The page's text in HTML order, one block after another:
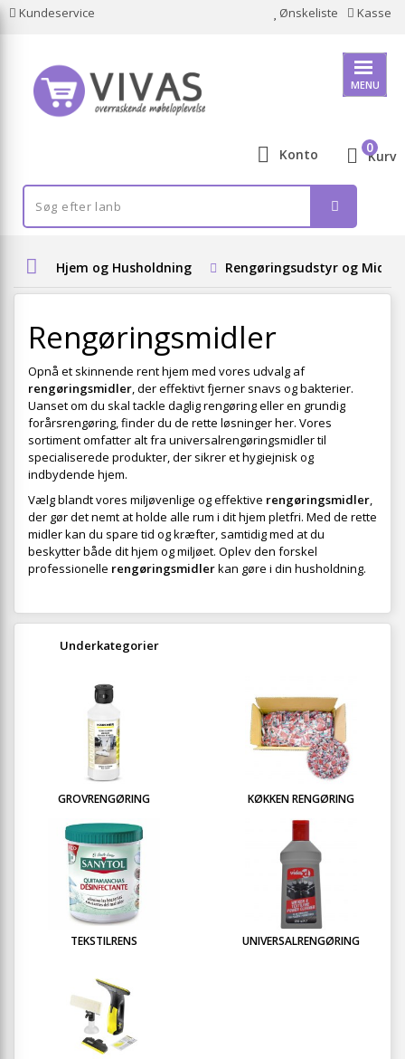
Kundeservice Ønskeliste Kasse
MENU
Konto Kurv
0
Hjem og Husholdning Rengøringsudstyr og Midler
Rengøringsmidler
Opnå et skinnende rent hjem med vores udvalg af
rengøringsmidler, der effektivt fjerner snavs og bakterier.
Uanset om du skal tackle daglig rengøring eller en grundig
forårsrengøring, finder du de rette løsninger her. Vores
sortiment omfatter alt fra universalrengøringsmidler til
specialiserede produkter, der sikrer et hygiejnisk og
indbydende hjem.
Vælg blandt vores miljøvenlige og effektive rengøringsmidler,
der gør det nemt at holde alle rum i dit hjem pletfri. Med de rette
midler kan du spare tid og kræfter, samtidig med at du
beskytter både dit hjem og miljøet. Oplev den forskel
professionelle rengøringsmidlerkan gøre i din husholdning.
Underkategorier
GROVRENGØRING KØKKEN RENGØRING
TEKSTILRENS UNIVERSALRENGØRING